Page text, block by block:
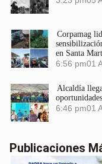
Corpamag
en Santa
6:56 pm01
Alcaldía
oportunidades
6:46 pm01
Publicaciones